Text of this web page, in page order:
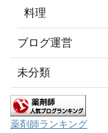
料理
ブログ運営
未分類
薬剤師ランキング